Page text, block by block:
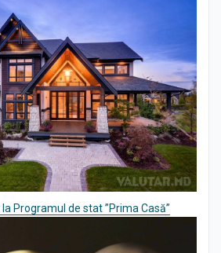
Programul de stat ”Prima Casă”